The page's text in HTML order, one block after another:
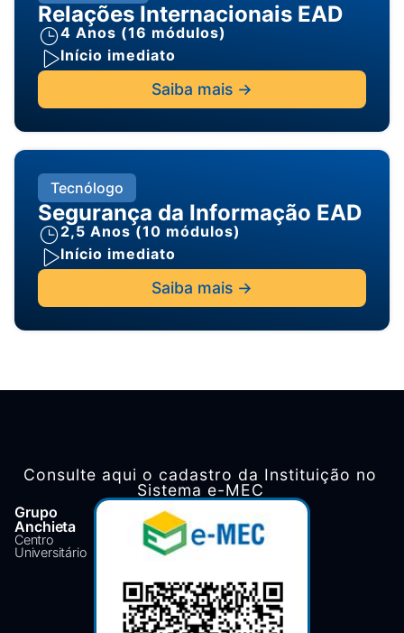
Relações Internacionais EAD
4 Anos (16 módulos)
Início imediato
Saiba mais ->
Tecnólogo
Segurança da Informação EAD
2,5 Anos (10 módulos)
Início imediato
Saiba mais ->
Grupo
Anchieta
Centro
Universitário
Consulte aqui o cadastro da Instituição no
Sistema e-MEC